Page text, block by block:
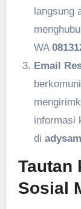
langsung
WA
Email
informasi
di
Tautan
Sosial